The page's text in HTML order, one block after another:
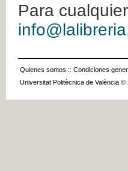
Para
Quienes somos :: Condiciones
Universitat Politècnica de València ©